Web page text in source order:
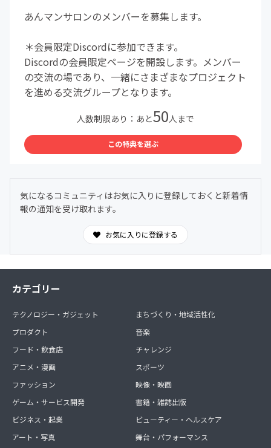
あんマンサロンのメンバーを募集します。
＊会員限定Discordに参加できます。
Discordの会員限定ページを開設します。メンバー
の交流の場であり、一緒にさまざまなプロジェクト
を進める交流グループとなります。
人数制限あり：あと50人まで
この特典を選ぶ
気になるコミュニティはお気に入りに登録しておくと新着情
報の通知を受け取れます。
お気に入りに登録する
カテゴリー
テクノロジー・ガジェット
プロダクト
フード・飲食店
アニメ・漫画
ファッション
ゲーム・サービス開発
ビジネス・起業
アート・写真
まちづくり・地域活性化
音楽
チャレンジ
スポーツ
映像・映画
書籍・雑誌出版
ビューティー・ヘルスケア
舞台・パフォーマンス